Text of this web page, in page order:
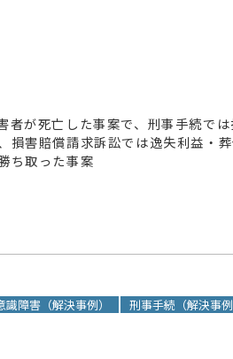
者が死亡した事案で、刑事手続で
損害賠償請求訴訟では逸失利益・
ち取った事案
識障害（解決事例） 刑事手続（解決事例